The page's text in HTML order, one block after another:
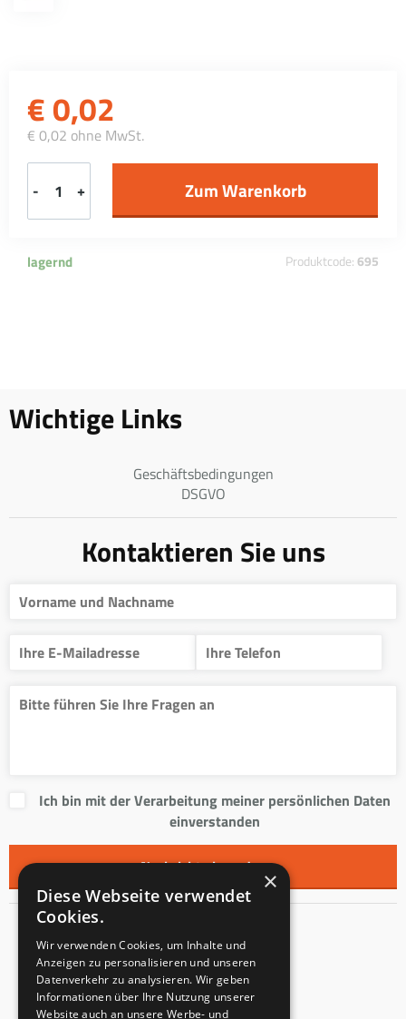
€0,02
€ 0,02 ohne MwSt.
- +
lagernd Produktcode: 695
Wichtige Links
Geschäftsbedingungen
DSGVO
Kontaktieren Sie uns
Ich bin mit der Verarbeitung meiner persönlichen Daten
einverstanden
Kontakt
Innentreppen s.r.o.
Mladoňovice 65
×
Diese Webseite verwendet
Cookies.
Wir verwenden Cookies, um Inhalte und
Anzeigen zu personalisieren und unseren
Datenverkehr zu analysieren. Wir geben
Informationen über Ihre Nutzung unserer
Website auch an unsere Werbe- und